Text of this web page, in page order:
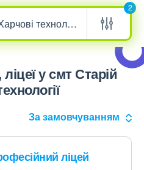
2
у смт Старій
За замовчуванням
ліцей